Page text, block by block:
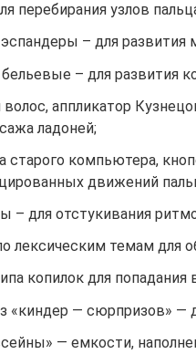
перебирания узлов
– для
– для развития
аппликатор
ладоней;
старого компьютера,
движений
– для отстукивания
лексическим темам для
копилок для
«киндер — сюрпризов» —
— емкости,